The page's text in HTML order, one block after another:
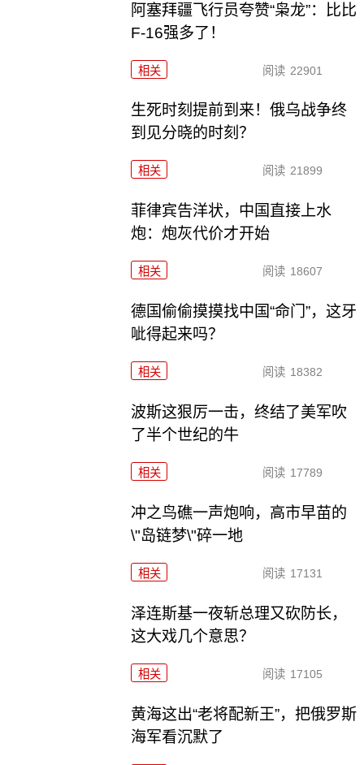
阿塞拜疆飞行员夸赞“枭龙”：比比
F-16强多了！
相关 阅读 22901
生死时刻提前到来！俄乌战争终
到见分晓的时刻？
相关 阅读 21899
菲律宾告洋状，中国直接上水
炮：炮灰代价才开始
相关 阅读 18607
德国偷偷摸摸找中国“命门”，这牙
呲得起来吗？
相关 阅读 18382
波斯这狠厉一击，终结了美军吹
了半个世纪的牛
相关 阅读 17789
冲之鸟礁一声炮响，高市早苗的
\"岛链梦\"碎一地
相关 阅读 17131
泽连斯基一夜斩总理又砍防长，
这大戏几个意思？
相关 阅读 17105
黄海这出“老将配新王”，把俄罗斯
海军看沉默了